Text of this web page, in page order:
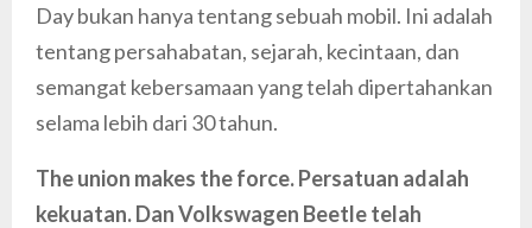
Day bukan hanya tentang sebuah mobil. Ini adalah
tentang persahabatan, sejarah, kecintaan, dan
semangat kebersamaan yang telah dipertahankan
selama lebih dari 30 tahun.
The union makes the force. Persatuan adalah
kekuatan. Dan Volkswagen Beetle telah